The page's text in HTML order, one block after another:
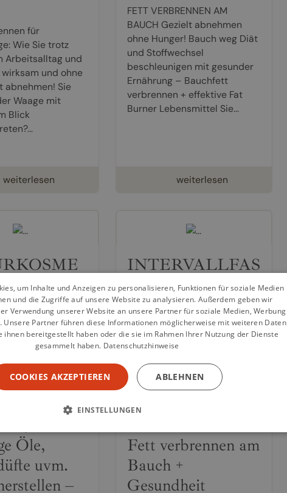
für
Wie Sie trotz
Arbeitsalltag und
und ohne
abnehmen! Sie
Waage mit
Blick
weiterlesen
FETT VERBRENNEN AM
BAUCH Gezielt abnehmen
ohne Hunger! Bauch weg Diät
und Stoffwechsel
beschleunigen mit gesunder
Ernährung – Bauchfett
verbrennen + effektive Fat
Burner Lebensmittel Sie...
weiterlesen
Wie
einfach
Kosmetik
Duschgele,
Öle,
uvm.
–
INTERVALLFAS
TEN FÜR
ANFÄNGER:
Wie Sie durch
intermittierendes
Fasten Ihren
Stoffwechsel
anregen & effektiv
Fett verbrennen am
Bauch +
Gesundheit
um Inhalte und Anzeigen zu personalisieren, Funktionen für soziale Medien
und die Zugriffe auf unsere Website zu analysieren. Außerdem geben wir
Verwendung unserer Website an unsere Partner für soziale Medien, Werbung
Unsere Partner führen diese Informationen möglicherweise mit weiteren Daten
ihnen bereitgestellt haben oder die sie im Rahmen Ihrer Nutzung der Dienste
gesammelt haben. Datenschutzhinweise
COOKIES AKZEPTIEREN ABLEHNEN
EINSTELLUNGEN